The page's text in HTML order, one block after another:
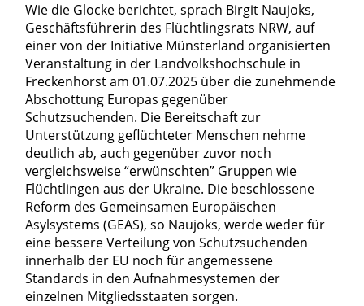
Wie die Glocke berichtet, sprach Birgit Naujoks,
Geschäftsführerin des Flüchtlingsrats NRW, auf
einer von der Initiative Münsterland organisierten
Veranstaltung in der Landvolkshochschule in
Freckenhorst am 01.07.2025 über die zunehmende
Abschottung Europas gegenüber
Schutzsuchenden. Die Bereitschaft zur
Unterstützung geflüchteter Menschen nehme
deutlich ab, auch gegenüber zuvor noch
vergleichsweise “erwünschten” Gruppen wie
Flüchtlingen aus der Ukraine. Die beschlossene
Reform des Gemeinsamen Europäischen
Asylsystems (GEAS), so Naujoks, werde weder für
eine bessere Verteilung von Schutzsuchenden
innerhalb der EU noch für angemessene
Standards in den Aufnahmesystemen der
einzelnen Mitgliedsstaaten sorgen.